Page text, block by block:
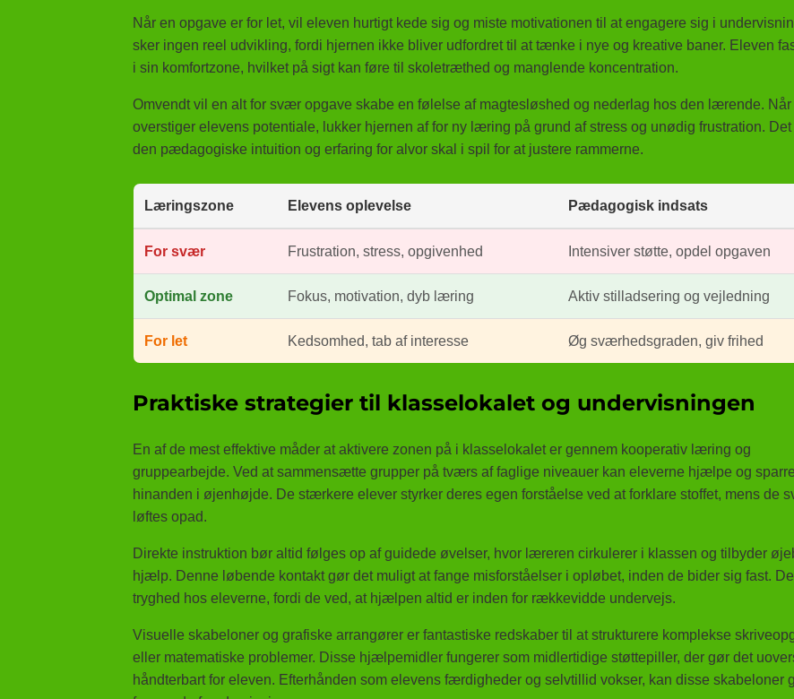
Når en opgave er for let, vil eleven hurtigt kede sig og miste motivationen til at engagere sig i
sker ingen reel udvikling, fordi hjernen ikke bliver udfordret til at tænke i nye og kreative baner. Eleven
i sin komfortzone, hvilket på sigt kan føre til skoletræthed og manglende koncentration.
Omvendt vil en alt for svær opgave skabe en følelse af magtesløshed og nederlag hos den lærende. Når
overstiger elevens potentiale, lukker hjernen af for ny læring på grund af stress og unødig frustration. Det
den pædagogiske intuition og erfaring for alvor skal i spil for at justere rammerne.
Læringszone Elevens oplevelse Pædagogisk indsats
For svær Frustration, stress, opgivenhed Intensiver støtte, opdel opgaven
Optimal zone Fokus, motivation, dyb læring Aktiv stilladsering og vejledning
For let Kedsomhed, tab af interesse Øg sværhedsgraden, giv frihed
Praktiske strategier til klasselokalet og undervisningen
En af de mest effektive måder at aktivere zonen på i klasselokalet er gennem kooperativ læring og
gruppearbejde. Ved at sammensætte grupper på tværs af faglige niveauer kan eleverne hjælpe og
hinanden i øjenhøjde. De stærkere elever styrker deres egen forståelse ved at forklare stoffet, mens de
løftes opad.
Direkte instruktion bør altid følges op af guidede øvelser, hvor læreren cirkulerer i klassen og tilbyder
hjælp. Denne løbende kontakt gør det muligt at fange misforståelser i opløbet, inden de bider sig fast.
tryghed hos eleverne, fordi de ved, at hjælpen altid er inden for rækkevidde undervejs.
Visuelle skabeloner og grafiske arrangører er fantastiske redskaber til at strukturere komplekse
eller matematiske problemer. Disse hjælpemidler fungerer som midlertidige støttepiller, der gør det
håndterbart for eleven. Efterhånden som elevens færdigheder og selvtillid vokser, kan disse skabeloner